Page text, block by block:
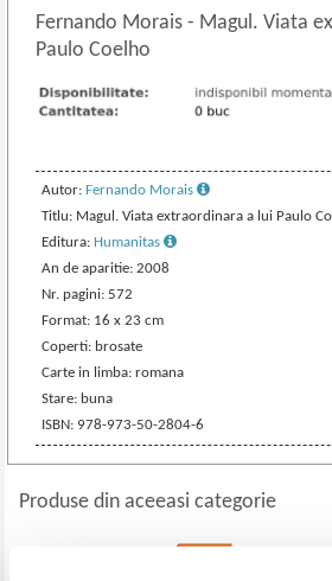
Fernando Morais- Magul. Viata
Paulo Coelho
Autor:Fernando Morais
Titlu: Magul. Viata extraordinara a lui Paulo
Editura: Humanitas
An de aparitie: 2008
Nr. pagini: 572
Format: 16 x 23 cm
Coperti: brosate
Carte in limba: romana
Stare: buna
ISBN: 978-973-50-2804-6
Produse din aceeasi categorie